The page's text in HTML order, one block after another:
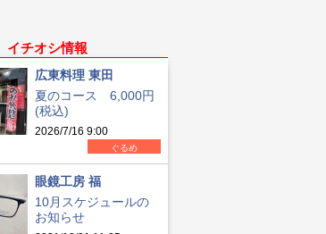
イチオシ情報
広東料理 東田
夏のコース 6,000円
(税込)
2026/7/16 9:00
ぐるめ
眼鏡工房 福
10月スケジュールの
お知らせ